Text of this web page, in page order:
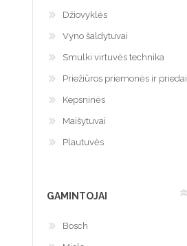
Džiovyklės
Vyno šaldytuvai
Smulki virtuvės technika
Priežiūros priemonės ir priedai
Kepsninės
Maišytuvai
Plautuvės
GAMINTOJAI
Bosch